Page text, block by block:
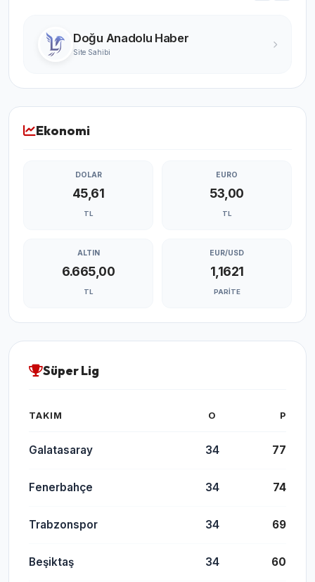
Turgay Karabıyık
Ünlü Yazar
Ekonomi
DOLAR
45,61
TL
EURO
53,00
TL
ALTIN
6.665,00
TL
EUR/USD
1,1621
PARITE
Süper Lig
TAKIM O P
Galatasaray 34 77
Fenerbahçe 34 74
Trabzonspor 34 69
Beşiktaş 34 60